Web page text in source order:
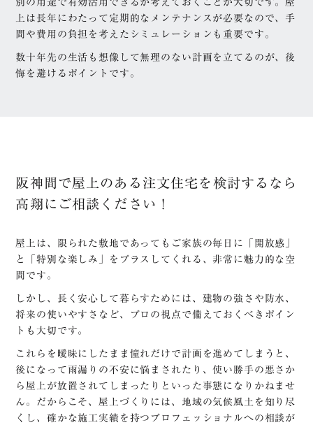
別の用途で有効活用できるか考えておくことが大切です。屋
上は長年にわたって定期的なメンテナンスが必要なので、手
間や費用の負担を考えたシミュレーションも重要です。
数十年先の生活も想像して無理のない計画を立てるのが、後
悔を避けるポイントです。
阪神間で屋上のある注文住宅を検討するなら
高翔にご相談ください！
屋上は、限られた敷地であってもご家族の毎日に「開放感」
と「特別な楽しみ」をプラスしてくれる、非常に魅力的な空
間です。
しかし、長く安心して暮らすためには、建物の強さや防水、
将来の使いやすさなど、プロの視点で備えておくべきポイン
トも大切です。
これらを曖昧にしたまま憧れだけで計画を進めてしまうと、
後になって雨漏りの不安に悩まされたり、使い勝手の悪さか
ら屋上が放置されてしまったりといった事態になりかねませ
ん。だからこそ、屋上づくりには、地域の気候風土を知り尽
くし、確かな施工実績を持つプロフェッショナルへの相談が